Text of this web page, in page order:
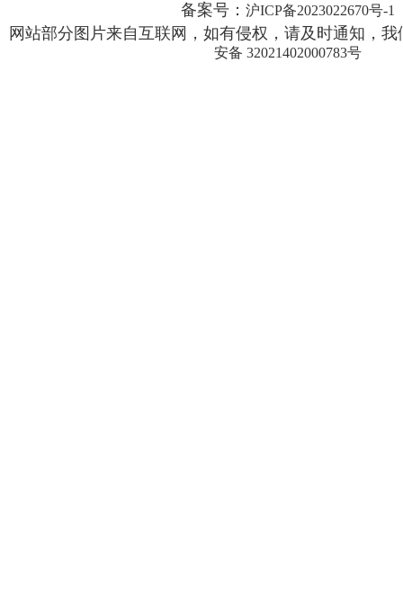
备案号： 沪ICP备2023022670号-1
网站部分图片来自互联网，如有侵权，请及时通知，
安备 32021402000783号